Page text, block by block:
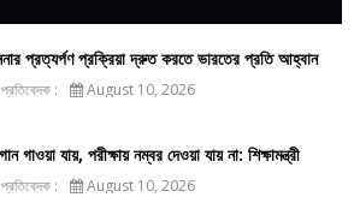
প্রত্যর্পণ প্রক্রিয়া দ্রুত করতে ভারতের প্রতি আহ্বান
: August 10, 2026
গাওয়া যায়, পরীক্ষায় নম্বর দেওয়া যায় না: শিক্ষামন্ত্রী
: August 10, 2026